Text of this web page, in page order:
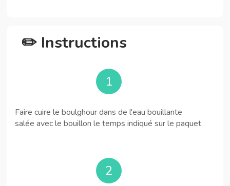
✏️ Instructions
1
Faire cuire le boulghour dans de l'eau bouillante
salée avec le bouillon le temps indiqué sur le paquet.
2